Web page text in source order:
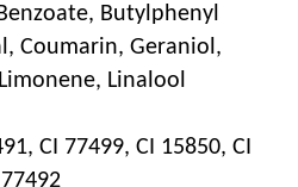
Butylphenyl
Coumarin, Geraniol,
Linalool
CI 77499, CI 15850, CI
77492